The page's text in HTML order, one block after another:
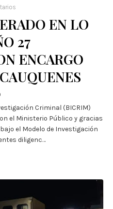
EN LO
27
ENCARGO
Criminal (BICRIM)
el Ministerio Público y gracias
el Modelo de Investigación
diligenc…